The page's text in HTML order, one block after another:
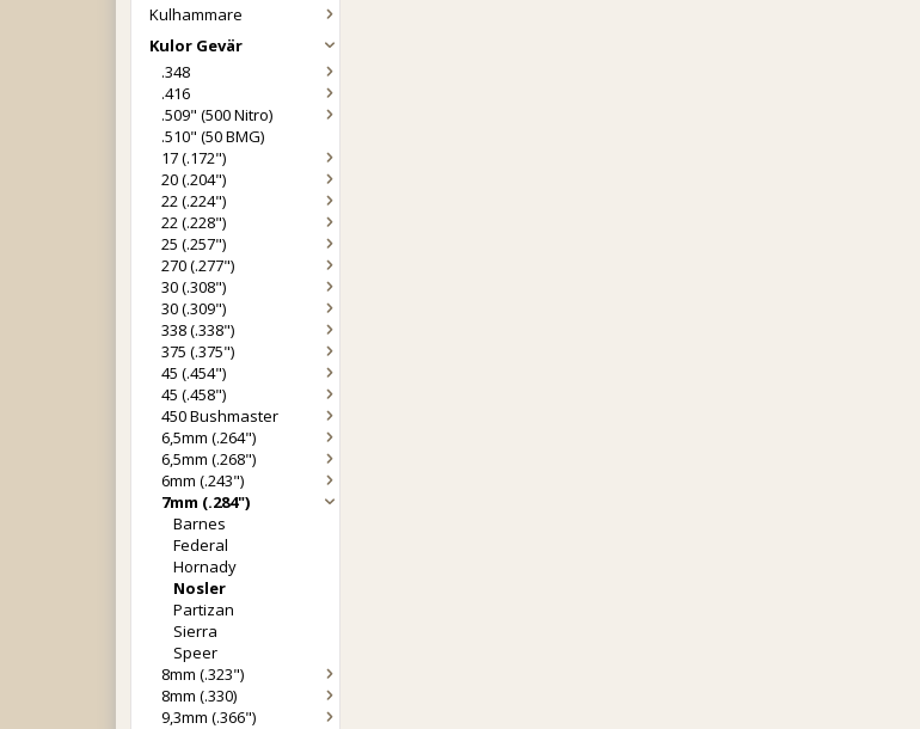
Kulhammare
Kulor Gevär
.348
.416
.509" (500 Nitro)
.510" (50 BMG)
17 (.172")
20 (.204")
22 (.224")
22 (.228")
25 (.257")
270 (.277")
30 (.308")
30 (.309")
338 (.338")
375 (.375")
45 (.454")
45 (.458")
450 Bushmaster
6,5mm (.264")
6,5mm (.268")
6mm (.243")
7mm (.284")
Barnes
Federal
Hornady
Nosler
Partizan
Sierra
Speer
8mm (.323")
8mm (.330)
9,3mm (.366")